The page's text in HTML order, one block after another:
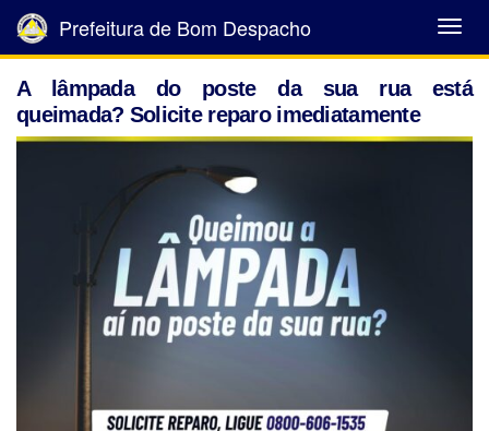
Abrir
Menu
Prefeitura de Bom Despacho
A lâmpada do poste da sua rua está
queimada? Solicite reparo imediatamente